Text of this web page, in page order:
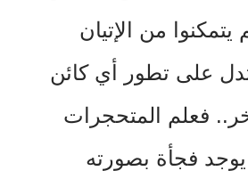
يتمكنوا من الإتيان
على تطور أي كائن
فعلم المتحجرات
يوجد فجأة بصورته